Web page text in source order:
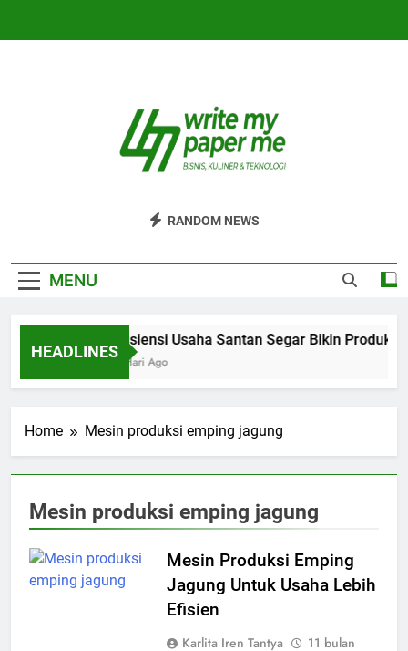
Bisnis, Kuliner, Teknologi
RANDOM NEWS
MENU
HEADLINES
Efisiensi Usaha Santan Segar Bikin Produksi
4 Hari Ago
Home Mesin produksi emping jagung
Mesin produksi emping jagung
Mesin Produksi Emping
Jagung Untuk Usaha Lebih
Efisien
Karlita Iren Tantya
11 bulan